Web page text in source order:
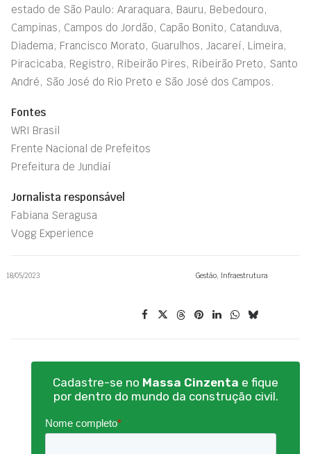
estado de São Paulo: Araraquara, Bauru, Bebedouro,
Campinas, Campos do Jordão, Capão Bonito, Catanduva,
Diadema, Francisco Morato, Guarulhos, Jacareí, Limeira,
Piracicaba, Registro, Ribeirão Pires, Ribeirão Preto, Santo
André, São José do Rio Preto e São José dos Campos.
Fontes
WRI Brasil
Frente Nacional de Prefeitos
Prefeitura de Jundiaí
Jornalista responsável
Fabiana Seragusa
Vogg Experience
18/05/2023 Gestão, Infraestrutura
Cadastre-se no Massa Cinzenta e fique
por dentro do mundo da construção civil.